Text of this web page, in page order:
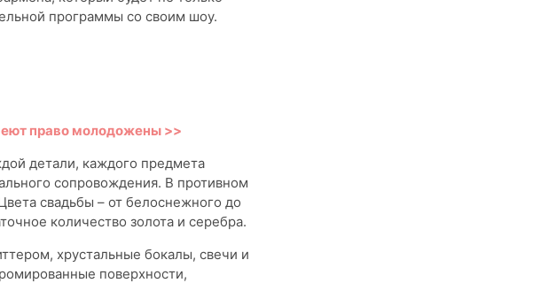
программы со своим шоу.
право молодожены >>
детали, каждого предмета
сопровождения. В противном
свадьбы – от белоснежного до
количество золота и серебра.
хрустальные бокалы, свечи и
поверхности,